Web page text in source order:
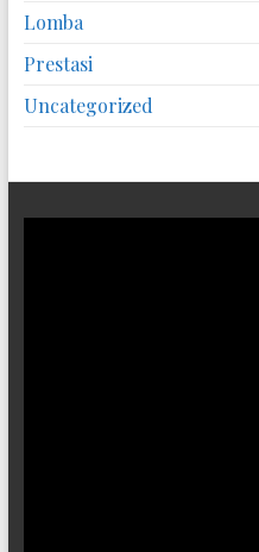
Lomba
Prestasi
Uncategorized